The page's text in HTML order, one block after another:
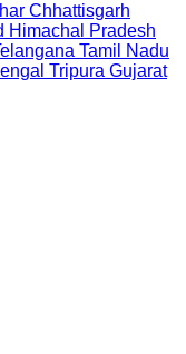
Chhattisgarh
Himachal Pradesh
Tamil Nadu
Tripura Gujarat